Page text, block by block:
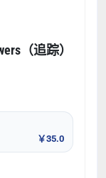
（追踪）
￥35.0